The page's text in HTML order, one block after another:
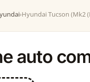
›Hyundai Tucson (Mk2
auto